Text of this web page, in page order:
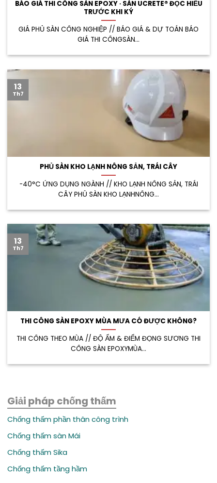
BÁO GIÁ THI CÔNG SÀN EPOXY · SÀN UCRETE® ĐỌC HIỂU
TRƯỚC KHI KÝ
GIÁ PHỦ SÀN CÔNG NGHIỆP // BÁO GIÁ & DỰ TOÁN BÁO
GIÁ THI CÔNGSÀN...
PHỦ SÀN KHO LẠNH NÔNG SẢN, TRÁI CÂY
-40°C ỨNG DỤNG NGÀNH // KHO LẠNH NÔNG SẢN, TRÁI
CÂY PHỦ SÀN KHO LẠNHNÔNG...
13
Th7
THI CÔNG SÀN EPOXY MÙA MƯA CÓ ĐƯỢC KHÔNG?
THI CÔNG THEO MÙA // ĐỘ ẨM & ĐIỂM ĐỌNG SƯƠNG THI
CÔNG SÀN EPOXYMÙA...
13
Th7
Giải pháp chống thấm
Chống thấm phần thân công trình
Chống thấm sàn Mái
Chống thấm Sika
Chống thấm tầng hầm